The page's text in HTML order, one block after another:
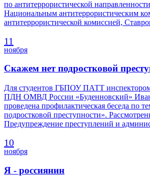
по антитеррористической
Национальным антитеррористическим
антитеррористической комиссией,
11
ноября
Скажем нет подростковой
Для студентов ГБПОУ ПАТТ
ПДН ОМВД России «Буденновский»
проведена профилактическая беседа по
подростковой преступности».
Предупреждение преступлений и
10
ноября
Я - россиянин